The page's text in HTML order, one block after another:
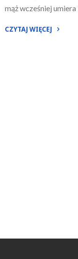
mąż wcześniej
CZYTAJ WIĘCEJ